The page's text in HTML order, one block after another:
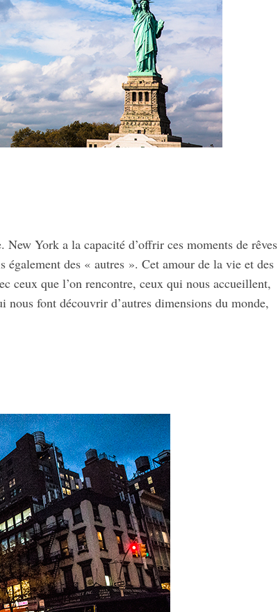
New York a la capacité d’offrir ces moments de rêves
des « autres ». Cet amour de la vie et des
ceux que l’on rencontre, ceux qui nous accueillent,
font découvrir d’autres dimensions du monde,